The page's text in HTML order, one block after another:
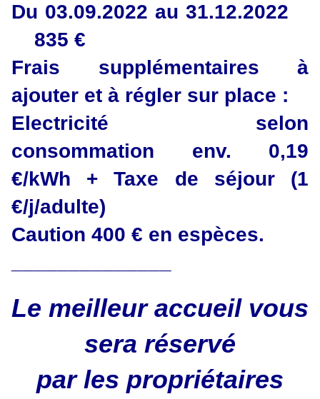
Du 03.09.2022 au 31.12.2022
835 €
Frais supplémentaires à
ajouter et à régler sur place :
Electricité selon
consommation env. 0,19
€/kWh + Taxe de séjour (1
€/j/adulte)
Caution 400 € en espèces.
Le meilleur accueil vous
sera réservé
par les propriétaires